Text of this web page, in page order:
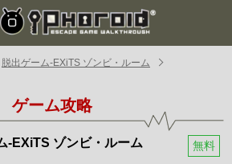
Mute
脱出ゲーム-EXiTS ゾンビ・ルーム
ゲーム攻略
-EXiTS ゾンビ・ルーム 無料